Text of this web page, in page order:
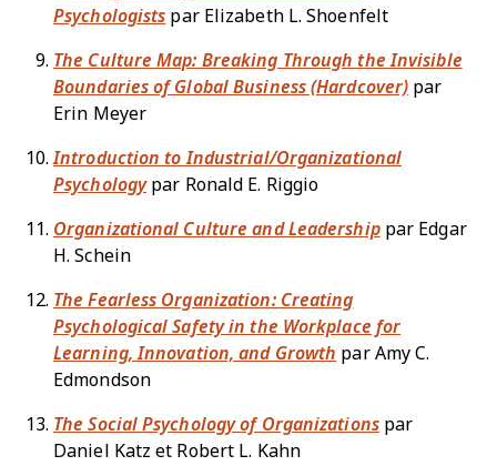
Psychologists par Elizabeth L. Shoenfelt
The Culture Map: Breaking Through the Invisible
Boundaries of Global Business (Hardcover) par
Erin Meyer
Introduction to Industrial/Organizational
Psychology par Ronald E. Riggio
Organizational Culture and Leadership par Edgar
H. Schein
The Fearless Organization: Creating
Psychological Safety in the Workplace for
Learning, Innovation, and Growth par Amy C.
Edmondson
The Social Psychology of Organizations par
Daniel Katz et Robert L. Kahn